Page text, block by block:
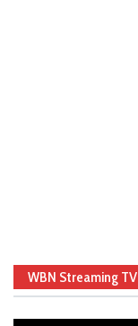
WBN Streaming TV